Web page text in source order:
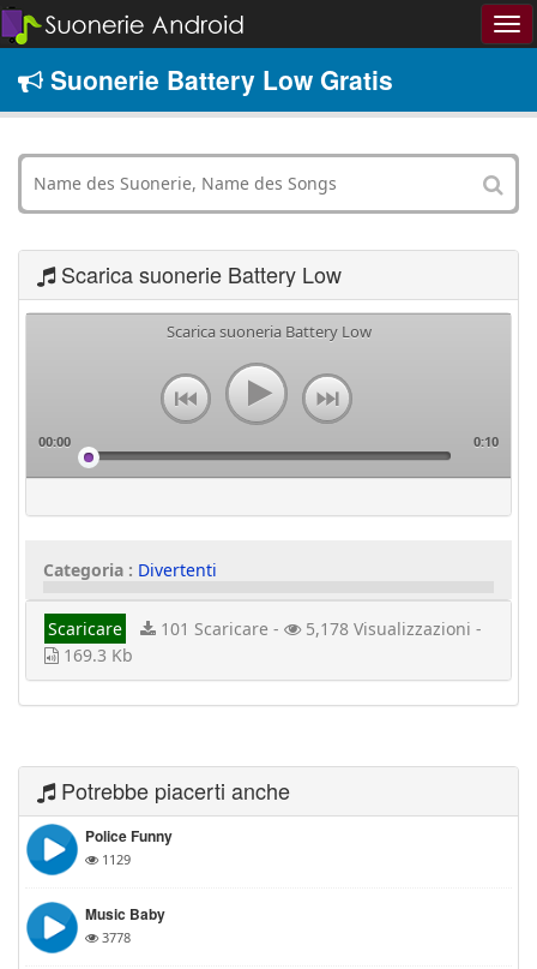
Suonerie Battery Low Gratis
Scarica suonerie Battery Low
Scarica suoneria Battery Low
00:00 0:10
Categoria : Divertenti
Scaricare 101 Scaricare -
5,178 Visualizzazioni -
169.3 Kb
Potrebbe piacerti anche
Police Funny
1129
Music Baby
3778